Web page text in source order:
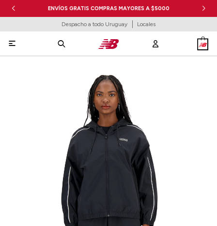
ENVÍOS GRATIS COMPRAS MAYORES A $5000
Despacho a todo Uruguay Locales
